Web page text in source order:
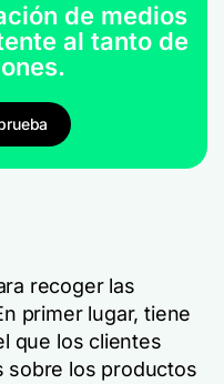
de medios
al tanto de
recoger las
primer lugar, tiene
que los clientes
sobre los productos